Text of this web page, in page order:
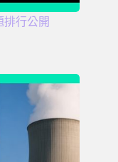
排行公開